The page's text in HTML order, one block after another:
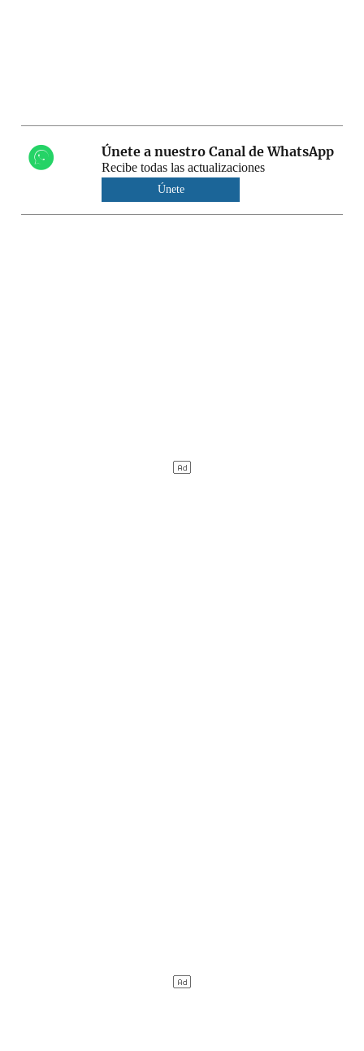
Únete a nuestro Canal de WhatsApp
Recibe todas las actualizaciones
Únete